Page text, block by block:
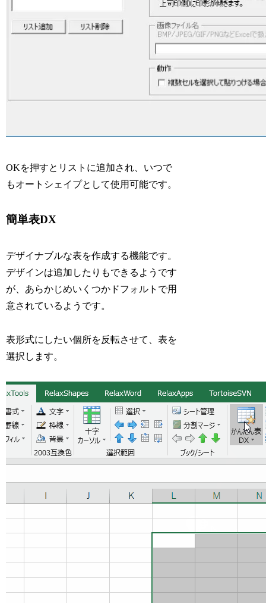
OKを押すとリストに追加され、いつで
もオートシェイプとして使用可能です。
簡単表DX
デザイナブルな表を作成する機能です。
デザインは追加したりもできるようです
が、あらかじめいくつかドフォルトで用
意されているようです。
表形式にしたい個所を反転させて、表を
選択します。